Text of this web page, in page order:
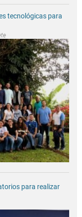
tecnológicas para
para realizar